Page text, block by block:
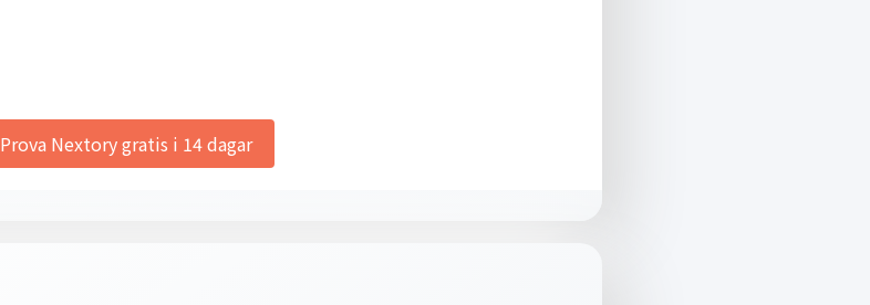
Prova Nextory gratis i 14 dagar